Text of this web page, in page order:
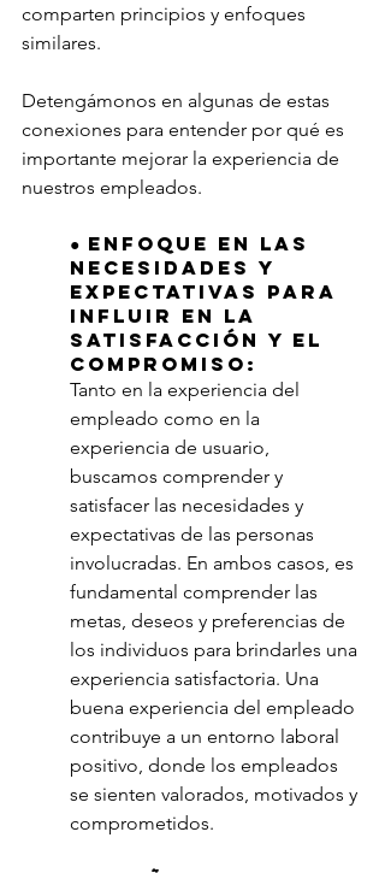
comparten principios y enfoques
similares.
Detengámonos en algunas de estas
conexiones para entender por qué es
importante mejorar la experiencia de
nuestros empleados.
● Enfoque en las
necesidades y
expectativas para
influir en la
satisfacción y el
compromiso:
Tanto en la experiencia del
empleado como en la
experiencia de usuario,
buscamos comprender y
satisfacer las necesidades y
expectativas de las personas
involucradas. En ambos casos, es
fundamental comprender las
metas, deseos y preferencias de
los individuos para brindarles una
experiencia satisfactoria. Una
buena experiencia del empleado
contribuye a un entorno laboral
positivo, donde los empleados
se sienten valorados, motivados y
comprometidos.